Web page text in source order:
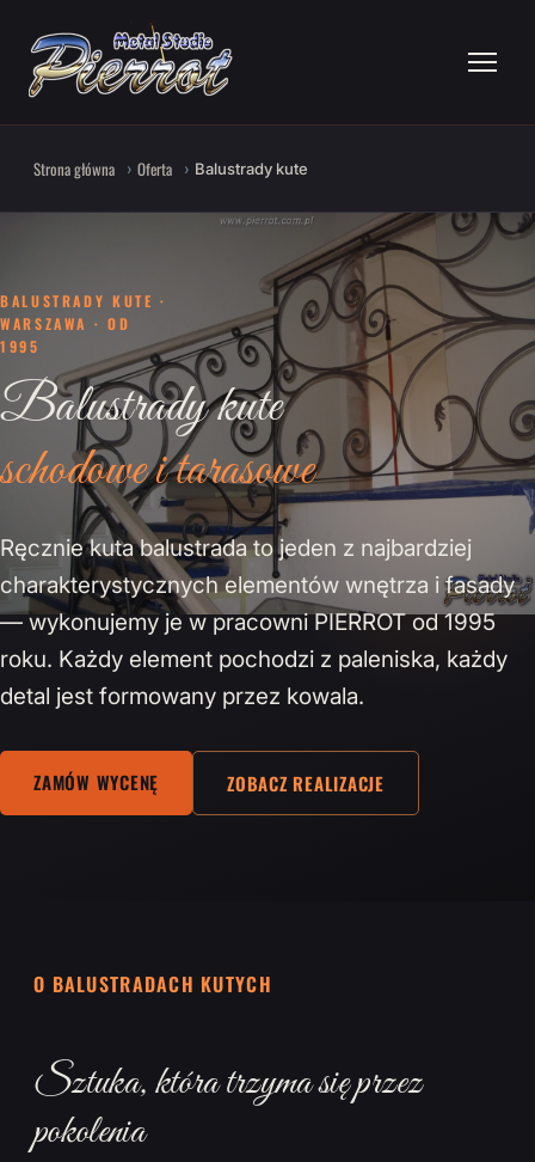
Strona główna Oferta Balustrady kute
BALUSTRADY KUTE ·
WARSZAWA · OD
1995
Balustrady kute
schodowe i tarasowe
Ręcznie kuta balustrada to jeden z najbardziej
charakterystycznych elementów wnętrza i fasady
— wykonujemy je w pracowni PIERROT od 1995
roku. Każdy element pochodzi z paleniska, każdy
detal jest formowany przez kowala.
ZAMÓW WYCENĘ ZOBACZ REALIZACJE
O BALUSTRADACH KUTYCH
Sztuka, która trzyma się przez
pokolenia